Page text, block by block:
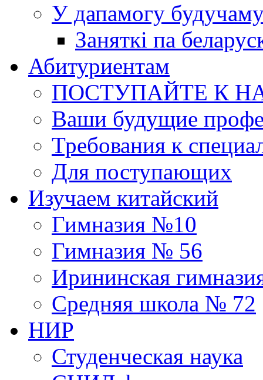
У дапамогу
Заняткi па
Абитуриентам
ПОСТУПАЙТЕ К
Ваши будущие
Требования к
Для поступающих
Изучаем китайский
Гимназия №10
Гимназия № 56
Ирининская
Средняя школа № 72
НИР
Студенческая наука